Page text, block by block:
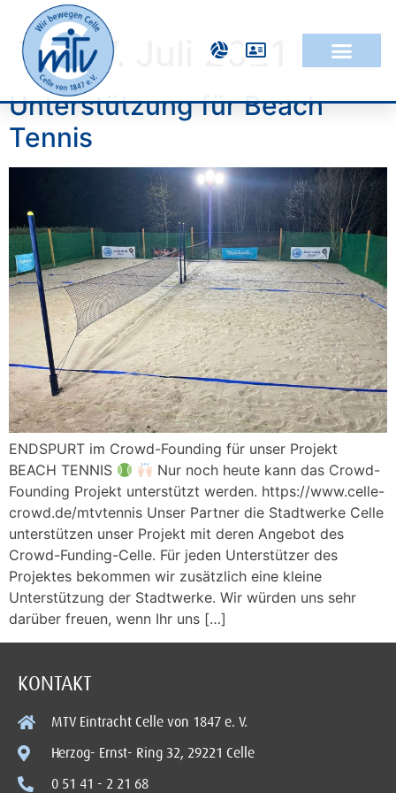
Tag: 7. Juli 2021
Unterstützung für Beach
Tennis
ENDSPURT im Crowd-Founding für unser Projekt
BEACH TENNIS
Nur noch heute kann das Crowd-
Founding Projekt unterstützt werden. https://www.celle-
crowd.de/mtvtennis Unser Partner die Stadtwerke Celle
unterstützen unser Projekt mit deren Angebot des
Crowd-Funding-Celle. Für jeden Unterstützer des
Projektes bekommen wir zusätzlich eine kleine
Unterstützung der Stadtwerke. Wir würden uns sehr
darüber freuen, wenn Ihr uns […]
KONTAKT
MTV Eintracht Celle von 1847 e. V.
Herzog- Ernst- Ring 32, 29221 Celle
0 51 41 - 2 21 68